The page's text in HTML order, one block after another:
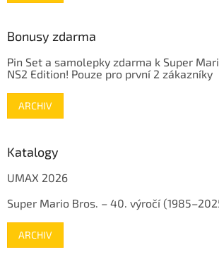
Bonusy zdarma
Pin Set a samolepky zdarma k Super
NS2 Edition! Pouze pro první 2 zákazníky
ARCHIV
Katalogy
UMAX 2026
Super Mario Bros. – 40. výročí
ARCHIV